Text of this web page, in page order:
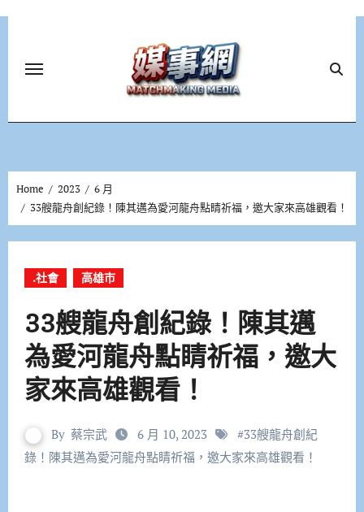
Home 2023
6 月
33艘龍舟創紀錄！陳其邁為愛河龍舟點睛祈福，邀大家來高雄觀看！
.社會 高雄市
33艘龍舟創紀錄！陳其邁
為愛河龍舟點睛祈福，邀大
家來高雄觀看！
By 蔡宗武 6 月 10, 2023 #33艘龍舟創紀
錄！陳其邁為愛河龍舟點睛祈福，邀大家來高雄觀看！